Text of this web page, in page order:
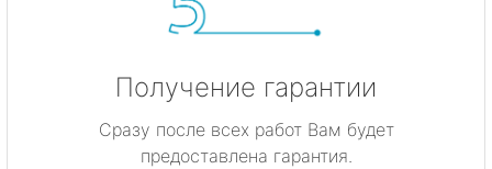
Получение гарантии
Сразу после всех работ Вам будет
предоставлена гарантия.